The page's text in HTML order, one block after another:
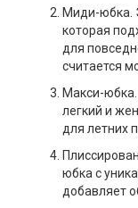
Миди-юбка.
которая
для
считается
Макси-
легкий и
для летних
юбка с
добавляет